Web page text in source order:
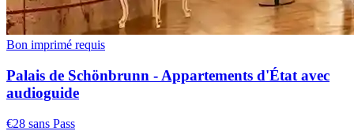
Bon imprimé requis
Palais de Schönbrunn - Appartements d'État avec
audioguide
€28 sans Pass